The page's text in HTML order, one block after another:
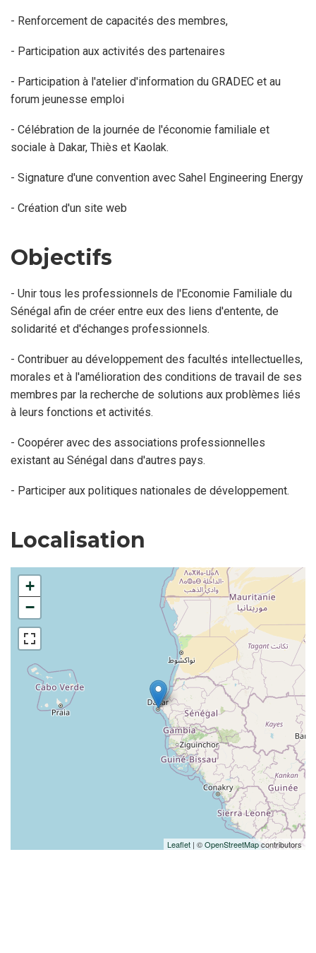
- Renforcement de capacités des membres,
- Participation aux activités des partenaires
- Participation à l'atelier d'information du GRADEC et au
forum jeunesse emploi
- Célébration de la journée de l'économie familiale et
sociale à Dakar, Thiès et Kaolak.
- Signature d'une convention avec Sahel Engineering Energy
- Création d'un site web
Objectifs
- Unir tous les professionnels de l'Economie Familiale du
Sénégal afin de créer entre eux des liens d'entente, de
solidarité et d'échanges professionnels.
- Contribuer au développement des facultés intellectuelles,
morales et à l'amélioration des conditions de travail de ses
membres par la recherche de solutions aux problèmes liés
à leurs fonctions et activités.
- Coopérer avec des associations professionnelles
existant au Sénégal dans d'autres pays.
- Participer aux politiques nationales de développement.
Localisation
+
−
Leaflet | ©OpenStreetMapcontributors